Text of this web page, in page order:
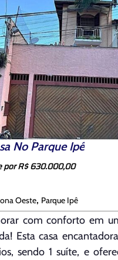
No Parque Ipê
por R$ 630.000,00
Oeste, Parque Ipê
com conforto em
Esta casa
sendo 1 suíte, e